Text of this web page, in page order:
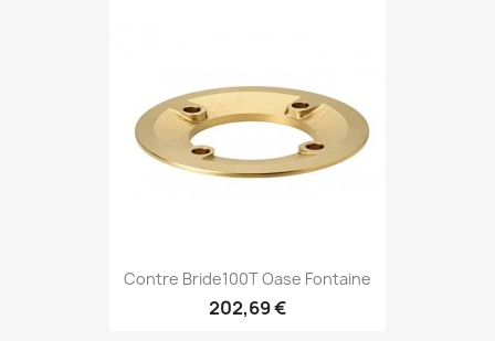
Contre Bride100T Oase Fontaine
202,69 €